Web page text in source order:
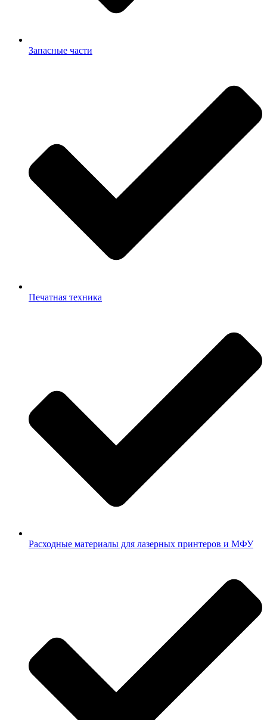
Запасные части
Печатная техника
Расходные материалы для лазерных принтеров и МФУ